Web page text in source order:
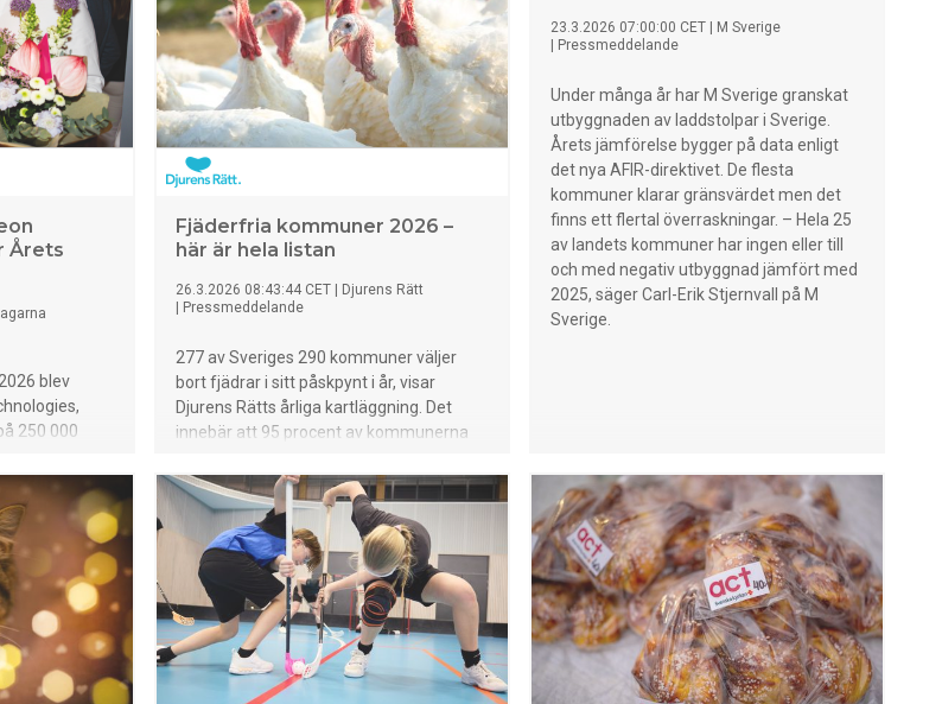
Årets
blev
250 000
stabila och
viktigt steg
Fjäderfria kommuner 2026 –
här är hela listan
26.3.2026 08:43:44 CET
Djurens Rätt
Pressmeddelande
277 av Sveriges 290 kommuner väljer
bort fjädrar i sitt påskpynt i år, visar
Djurens Rätts årliga kartläggning. Det
innebär att 95 procent av kommunerna
23.3.2026 07:00:00 CET
M Sverige
Pressmeddelande
Under många år har M Sverige granskat
utbyggnaden av laddstolpar i Sverige.
Årets jämförelse bygger på data enligt
det nya AFIR-direktivet. De flesta
kommuner klarar gränsvärdet men det
finns ett flertal överraskningar. – Hela 25
av landets kommuner har ingen eller till
och med negativ utbyggnad jämfört med
2025, säger Carl-Erik Stjernvall på M
Sverige.